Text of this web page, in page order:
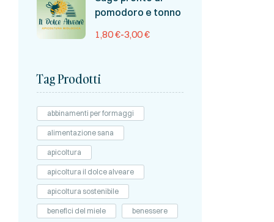
pomodoro e tonno
1,80€-3,00€
Tag Prodotti
abbinamenti per formaggi
alimentazione sana
apicoltura
apicoltura il dolce alveare
apicoltura sostenibile
benefici del miele benessere